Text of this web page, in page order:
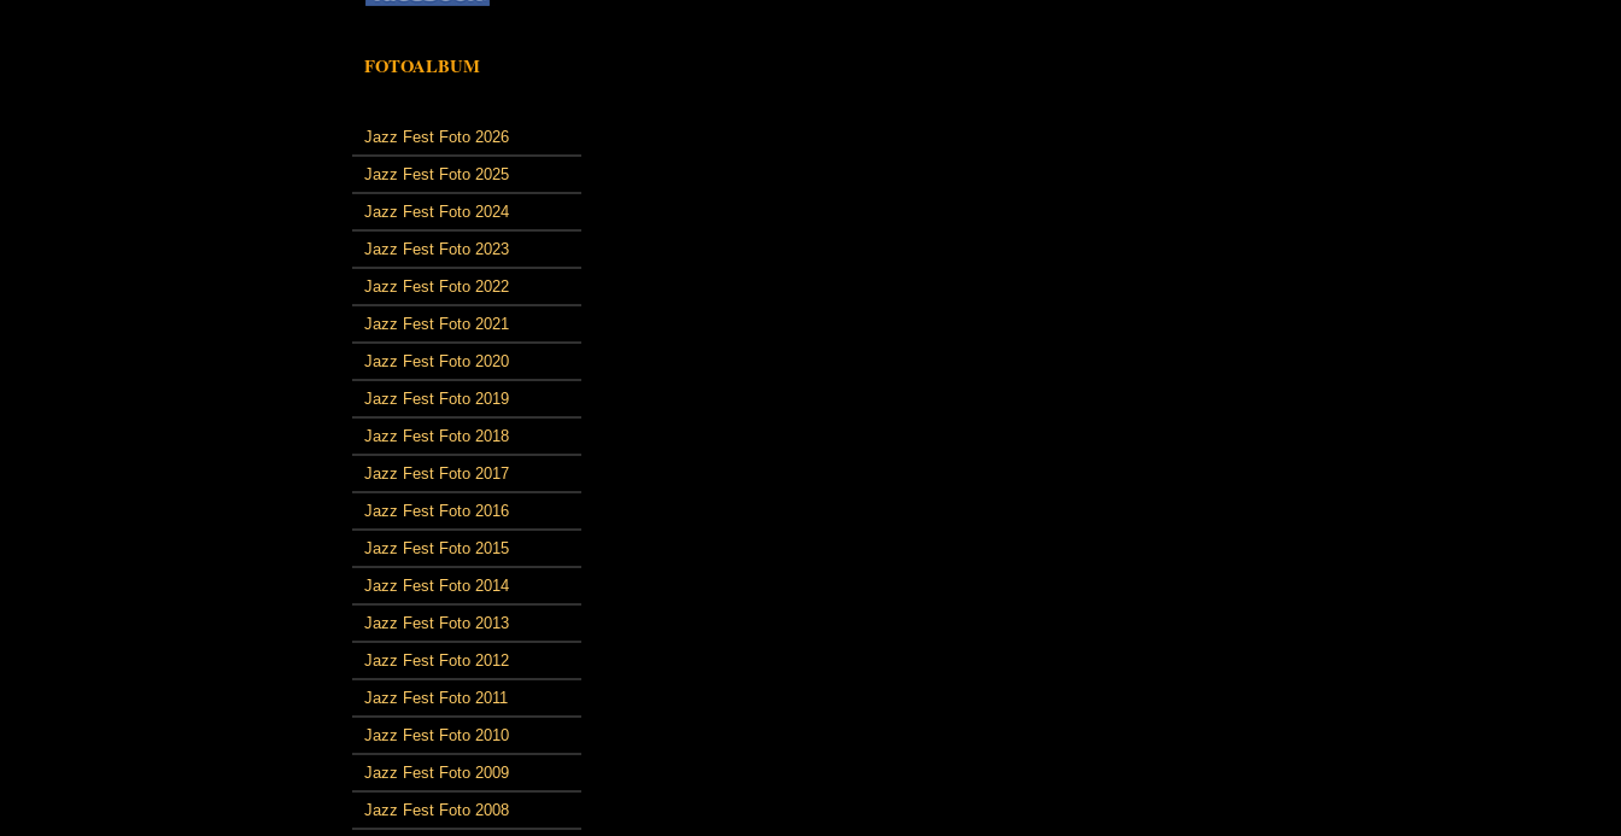
FOTOALBUM
Jazz Fest Foto 2026
Jazz Fest Foto 2025
Jazz Fest Foto 2024
Jazz Fest Foto 2023
Jazz Fest Foto 2022
Jazz Fest Foto 2021
Jazz Fest Foto 2020
Jazz Fest Foto 2019
Jazz Fest Foto 2018
Jazz Fest Foto 2017
Jazz Fest Foto 2016
Jazz Fest Foto 2015
Jazz Fest Foto 2014
Jazz Fest Foto 2013
Jazz Fest Foto 2012
Jazz Fest Foto 2011
Jazz Fest Foto 2010
Jazz Fest Foto 2009
Jazz Fest Foto 2008